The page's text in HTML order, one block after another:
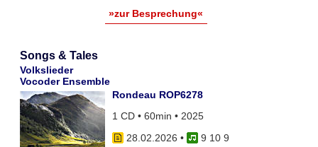
»zur Besprechung«
Songs & Tales
Volkslieder
Vocoder Ensemble
Rondeau ROP6278
1 CD • 60min • 2025
28.02.2026 •
9 10 9